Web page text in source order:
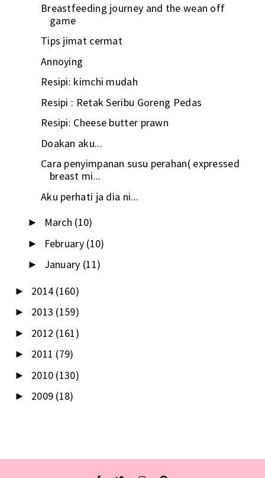
Breastfeeding journey and the wean off
game
Tips jimat cermat
Annoying
Resipi: kimchi mudah
Resipi : Retak Seribu Goreng Pedas
Resipi: Cheese butter prawn
Doakan aku...
Cara penyimpanan susu perahan( expressed
breast mi...
Aku perhati ja dia ni...
► March (10)
► February (10)
► January (11)
► 2014 (160)
► 2013 (159)
► 2012 (161)
► 2011 (79)
► 2010 (130)
► 2009 (18)